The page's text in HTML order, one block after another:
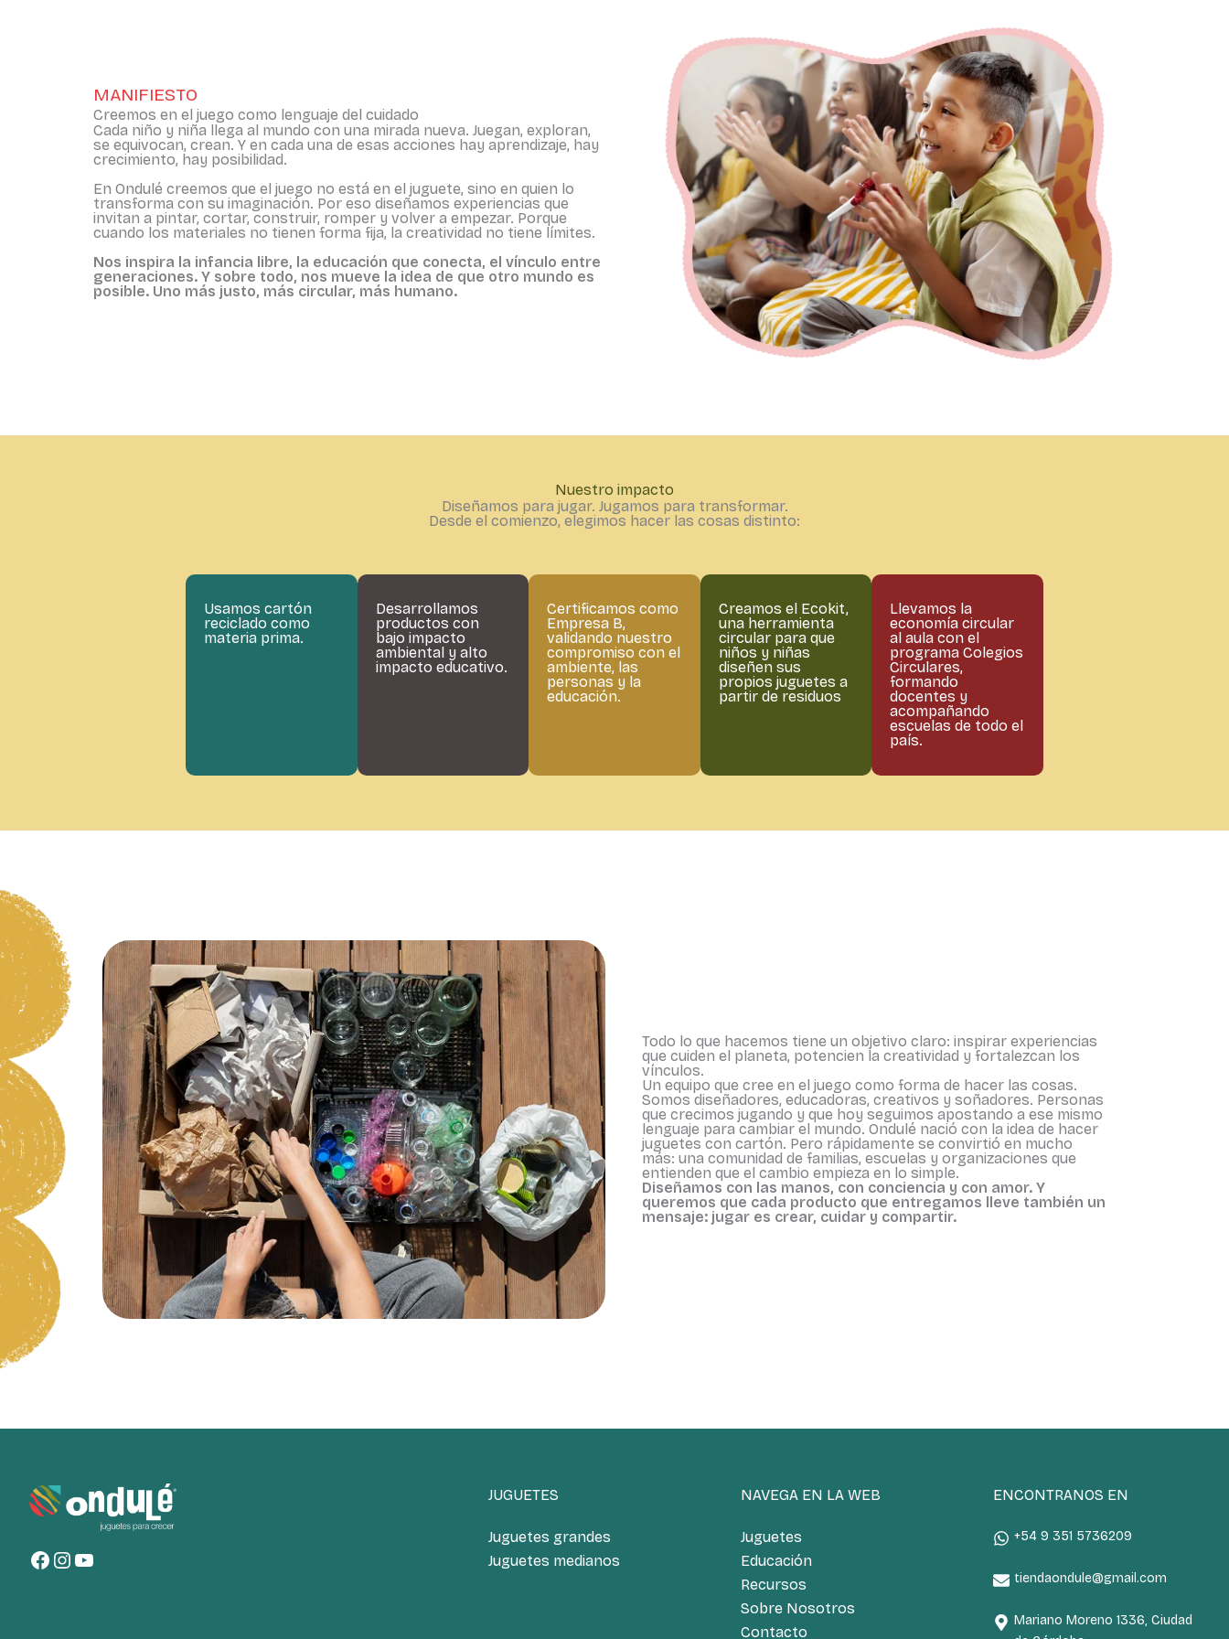
MANIFIESTO
Creemos en el juego como lenguaje del cuidado
Cada niño y niña llega al mundo con una mirada nueva. Juegan, exploran,
se equivocan, crean. Y en cada una de esas acciones hay aprendizaje, hay
crecimiento, hay posibilidad.
En Ondulé creemos que el juego no está en el juguete, sino en quien lo
transforma con su imaginación. Por eso diseñamos experiencias que
invitan a pintar, cortar, construir, romper y volver a empezar. Porque
cuando los materiales no tienen forma fija, la creatividad no tiene límites.
Nos inspira la infancia libre, la educación que conecta, el vínculo entre
generaciones. Y sobre todo, nos mueve la idea de que otro mundo es
posible. Uno más justo, más circular, más humano.
Nuestro impacto
Diseñamos para jugar. Jugamos para transformar.
Desde el comienzo, elegimos hacer las cosas distinto:
Usamos cartón
reciclado como
materia prima.
Desarrollamos
productos con
bajo impacto
ambiental y alto
impacto educativo.
Certificamos como
Empresa B,
validando nuestro
compromiso con el
ambiente, las
personas y la
educación.
Creamos el Ecokit,
una herramienta
circular para que
niños y niñas
diseñen sus
propios juguetes a
partir de residuos
Llevamos la
economía circular
al aula con el
programa Colegios
Circulares,
formando
docentes y
acompañando
escuelas de todo el
país.
Todo lo que hacemos tiene un objetivo claro: inspirar experiencias
que cuiden el planeta, potencien la creatividad y fortalezcan los
vínculos.
Un equipo que cree en el juego como forma de hacer las cosas.
Somos diseñadores, educadoras, creativos y soñadores. Personas
que crecimos jugando y que hoy seguimos apostando a ese mismo
lenguaje para cambiar el mundo. Ondulé nació con la idea de hacer
juguetes con cartón. Pero rápidamente se convirtió en mucho
más: una comunidad de familias, escuelas y organizaciones que
entienden que el cambio empieza en lo simple.
Diseñamos con las manos, con conciencia y con amor. Y
queremos que cada producto que entregamos lleve también un
mensaje: jugar es crear, cuidar y compartir.
JUGUETES
Juguetes grandes
Juguetes medianos
NAVEGA EN LA WEB
Juguetes
Educación
Recursos
Sobre Nosotros
Contacto
ENCONTRANOS EN
+54 9 351 5736209
tiendaondule@gmail.com
Mariano Moreno 1336, Ciudad